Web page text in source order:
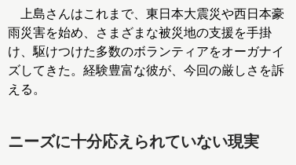
上島さんはこれまで、東日本大震災や西日本豪
雨災害を始め、さまざまな被災地の支援を手掛
け、駆けつけた多数のボランティアをオーガナイ
ズしてきた。経験豊富な彼が、今回の厳しさを訴
える。
ニーズに十分応えられていない現実